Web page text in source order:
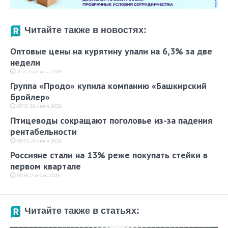
Читайте также в новостях:
Оптовые цены на курятину упали на 6,3% за две
недели
11:12, 3 августа 2026
Группа «Продо» купила компанию «Башкирский
бройлер»
09:13, 28 июля 2026
Птицеводы сокращают поголовье из-за падения
рентабельности
09:53, 21 июля 2026
Россияне стали на 13% реже покупать стейки в
первом квартале
09:56, 7 июля 2026
Читайте также в статьях: